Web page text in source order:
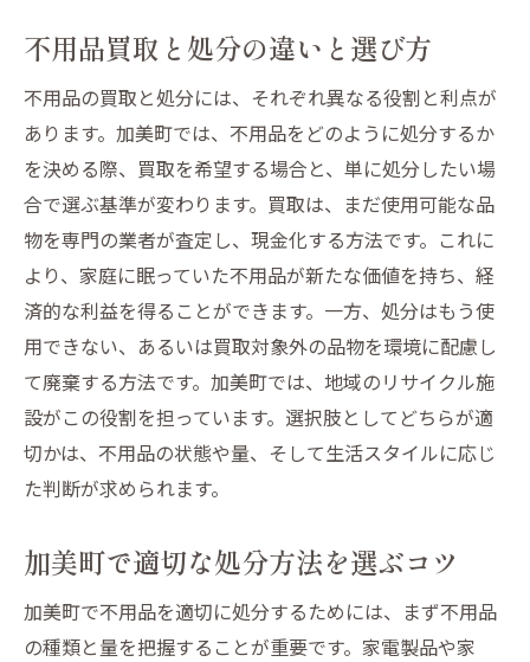
不用品買取と処分の違いと選び方
不用品の買取と処分には、それぞれ異なる役割と利点が
あります。加美町では、不用品をどのように処分するか
を決める際、買取を希望する場合と、単に処分したい場
合で選ぶ基準が変わります。買取は、まだ使用可能な品
物を専門の業者が査定し、現金化する方法です。これに
より、家庭に眠っていた不用品が新たな価値を持ち、経
済的な利益を得ることができます。一方、処分はもう使
用できない、あるいは買取対象外の品物を環境に配慮し
て廃棄する方法です。加美町では、地域のリサイクル施
設がこの役割を担っています。選択肢としてどちらが適
切かは、不用品の状態や量、そして生活スタイルに応じ
た判断が求められます。
加美町で適切な処分方法を選ぶコツ
加美町で不用品を適切に処分するためには、まず不用品
の種類と量を把握することが重要です。家電製品や家